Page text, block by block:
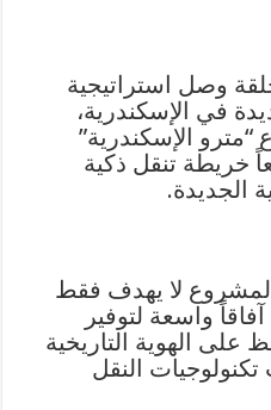
وصل استراتيجية
في الإسكندرية،
الإسكندرية”
خريطة تنقل ذكية
الجديدة.
لا يهدف فقط
واسعة لتوفير
الهوية التاريخية
النقل